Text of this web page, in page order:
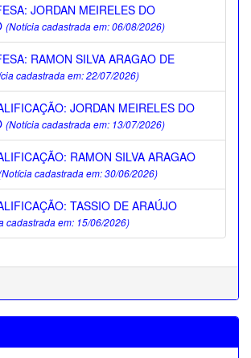
JORDAN MEIRELES DO
(Notícia cadastrada em: 06/08/2026)
RAMON SILVA ARAGAO DE
cadastrada em: 22/07/2026)
JORDAN MEIRELES DO
(Notícia cadastrada em: 13/07/2026)
RAMON SILVA ARAGAO
cadastrada em: 30/06/2026)
TASSIO DE ARAÚJO
cadastrada em: 15/06/2026)